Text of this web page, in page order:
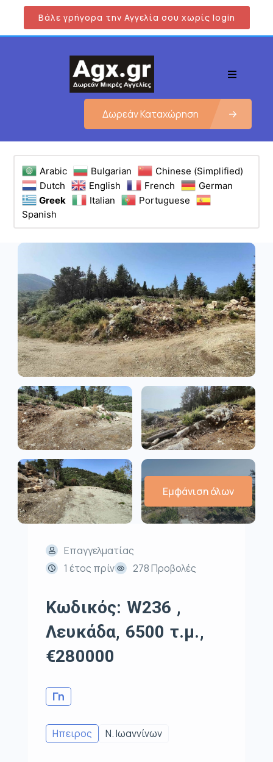
Βάλε γρήγορα την Αγγελία σου χωρίς login
Δωρεάν Καταχώρηση
Arabic Bulgarian
Chinese (Simplified)
Dutch
English French
German
Greek
Italian
Portuguese
Spanish
Εμφάνιση όλων
Επαγγελματίας
1 έτος πρίν
278 Προβολές
Κωδικός: W236 ,
Λευκάδα, 6500 τ.μ.,
€280000
Γη
Ηπειρος Ν. Ιωαννίνων